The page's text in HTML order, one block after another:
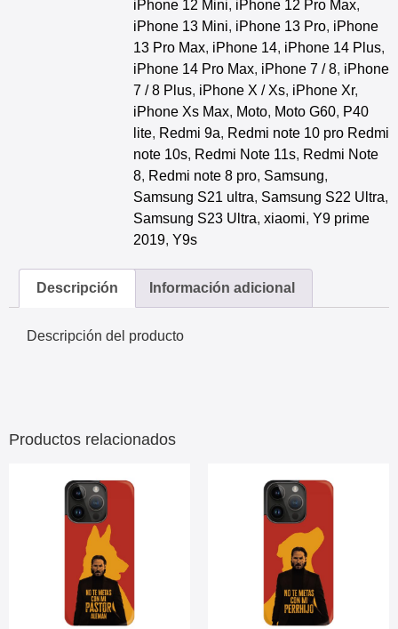
iPhone 12 Mini, iPhone 12 Pro Max,
iPhone 13 Mini, iPhone 13 Pro, iPhone
13 Pro Max, iPhone 14, iPhone 14 Plus,
iPhone 14 Pro Max, iPhone 7 / 8, iPhone
7 / 8 Plus, iPhone X / Xs, iPhone Xr,
iPhone Xs Max, Moto, Moto G60, P40
lite, Redmi 9a, Redmi note 10 pro Redmi
note 10s, Redmi Note 11s, Redmi Note
8, Redmi note 8 pro, Samsung,
Samsung S21 ultra, Samsung S22 Ultra,
Samsung S23 Ultra, xiaomi, Y9 prime
2019, Y9s
Descripción Información adicional
Descripción del producto
Productos relacionados